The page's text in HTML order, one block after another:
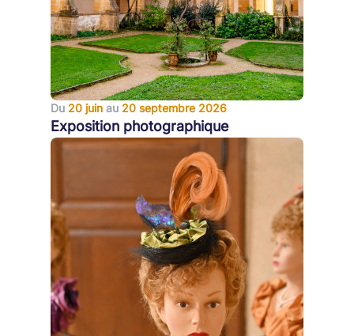
Du 20 juin au 20 septembre 2026
Exposition photographique